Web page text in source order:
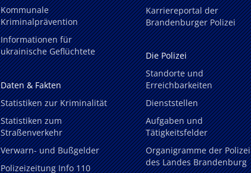
Kommunale
Kriminalprävention
Informationen für
ukrainische Geflüchtete
Daten & Fakten
Statistiken zur Kriminalität
Statistiken zum
Straßenverkehr
Verwarn- und Bußgelder
Polizeizeitung Info 110
Karriereportal der
Brandenburger Polizei
Die Polizei
Standorte und
Erreichbarkeiten
Dienststellen
Aufgaben und
Tätigkeitsfelder
Organigramme der Polizei
des Landes Brandenburg